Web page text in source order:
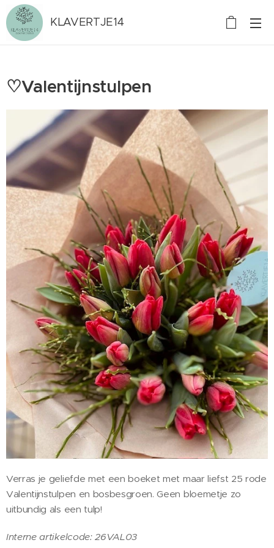
KLAVERTJE14
♡Valentijnstulpen
Verras je geliefde met een boeket met maar liefst 25 rode
Valentijnstulpen en bosbesgroen. Geen bloemetje zo
uitbundig als een tulp!
Interne artikelcode: 26VAL03